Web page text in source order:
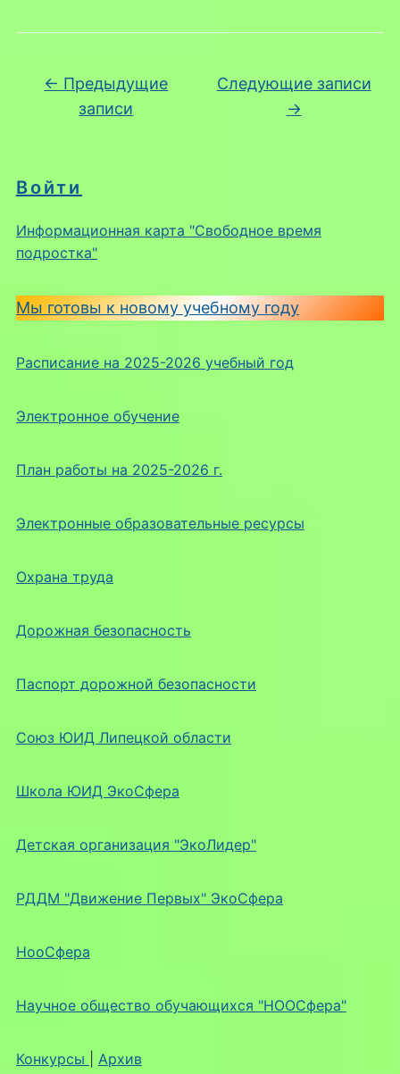
Войти
Информационная карта "Свободное время
подростка"
Мы готовы к новому учебному году
Расписание на 2025-2026 учебный год
Электронное обучение
План работы на 2025-2026 г.
Электронные образовательные ресурсы
Охрана труда
Дорожная безопасность
Паспорт дорожной безопасности
Союз ЮИД Липецкой области
Школа ЮИД ЭкоСфера
Детская организация "ЭкоЛидер"
РДДМ "Движение Первых" ЭкоСфера
НооСфера
Научное общество обучающихся "НООСфера"
Конкурсы Архив
Навигация по записям
← Предыдущие
записи
Следующие записи
→